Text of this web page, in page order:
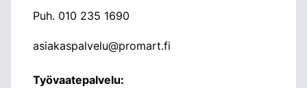
Puh. 010 235 1690
asiakaspalvelu@promart.fi
Työvaatepalvelu: